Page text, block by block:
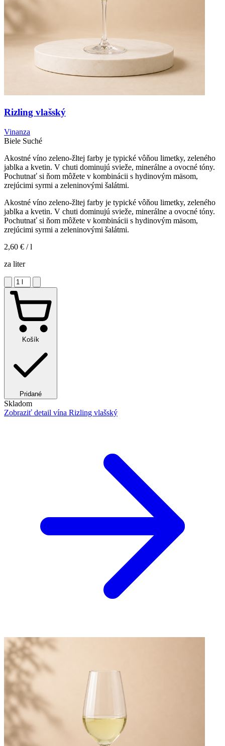
Rizling vlašský
Vinanza
Biele Suché
Akostné víno zeleno-žltej farby je typické vôňou limetky, zeleného
jablka a kvetin. V chuti dominujú svieže, minerálne a ovocné tóny.
Pochutnať si ňom môžete v kombinácii s hydinovým mäsom,
zrejúcimi syrmi a zeleninovými šalátmi.
Akostné víno zeleno-žltej farby je typické vôňou limetky, zeleného
jablka a kvetin. V chuti dominujú svieže, minerálne a ovocné tóny.
Pochutnať si ňom môžete v kombinácii s hydinovým mäsom,
zrejúcimi syrmi a zeleninovými šalátmi.
2,60 € / l
za liter
Košík
Pridané
Skladom
Zobraziť detail vína Rizling vlašský